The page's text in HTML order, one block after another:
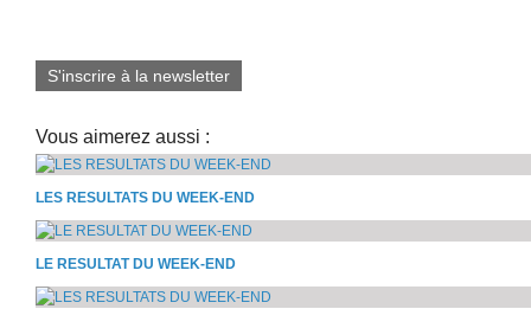
S'inscrire à la newsletter
Vous aimerez aussi :
LES RESULTATS DU WEEK-END
LE RESULTAT DU WEEK-END